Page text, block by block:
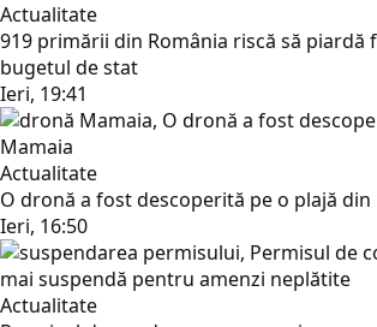
Actualitate
919 primării din România riscă să piardă
bugetul de stat
Ieri, 19:41
Actualitate
O dronă a fost descoperită pe o plajă din
Ieri, 16:50
Actualitate